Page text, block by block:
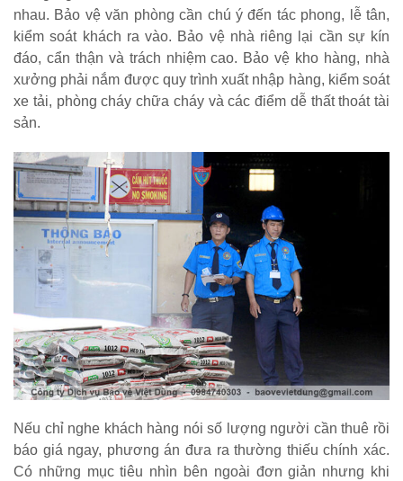
nhau. Bảo vệ văn phòng cần chú ý đến tác phong, lễ tân,
kiểm soát khách ra vào. Bảo vệ nhà riêng lại cần sự kín
đáo, cẩn thận và trách nhiệm cao. Bảo vệ kho hàng, nhà
xưởng phải nắm được quy trình xuất nhập hàng, kiểm soát
xe tải, phòng cháy chữa cháy và các điểm dễ thất thoát tài
sản.
Nếu chỉ nghe khách hàng nói số lượng người cần thuê rồi
báo giá ngay, phương án đưa ra thường thiếu chính xác.
Có những mục tiêu nhìn bên ngoài đơn giản nhưng khi